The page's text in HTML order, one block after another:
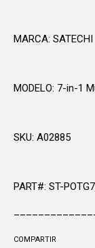
MARCA: SATECHI
MODELO: 7-in-1
SKU: A02885
PART#: ST-
COMPARTIR